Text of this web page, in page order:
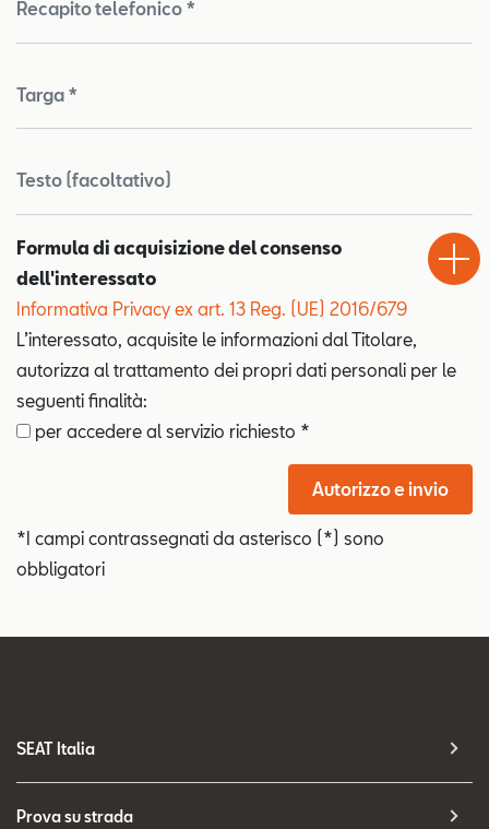
Recapito telefonico *
Targa *
Testo (facoltativo)
Formula di acquisizione del consenso
dell'interessato
Informativa Privacy ex art. 13 Reg. (UE) 2016/679
L’interessato, acquisite le informazioni dal Titolare,
autorizza al trattamento dei propri dati personali per le
seguenti finalità:
per accedere al servizio richiesto *
Autorizzo e invio
*I campi contrassegnati da asterisco (*) sono
obbligatori
SEAT Italia
Prova su strada
Test
Drive
Chiama